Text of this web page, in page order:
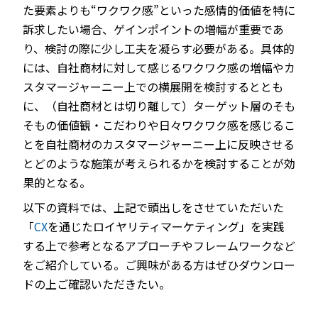
た要素よりも“ワクワク感”といった感情的価値を特に
訴求したい場合、ゲインポイントの増幅が重要であ
り、検討の際に少し工夫を凝らす必要がある。具体的
には、自社商材に対して感じるワクワク感の増幅やカ
スタマージャーニー上での横展開を検討するととも
に、（自社商材とは切り離して）ターゲット層のそも
そもの価値観・こだわりや日々ワクワク感を感じるこ
とを自社商材のカスタマージャーニー上に反映させる
とどのような施策が考えられるかを検討することが効
果的となる。
以下の資料では、上記で頭出しをさせていただいた
「CXを通じたロイヤリティマーケティング」を実践
する上で参考となるアプローチやフレームワークなど
をご紹介している。ご興味がある方はぜひダウンロー
ドの上ご確認いただきたい。